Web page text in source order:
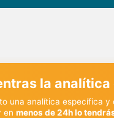
la
una analítica específica y
en menos de 24h lo